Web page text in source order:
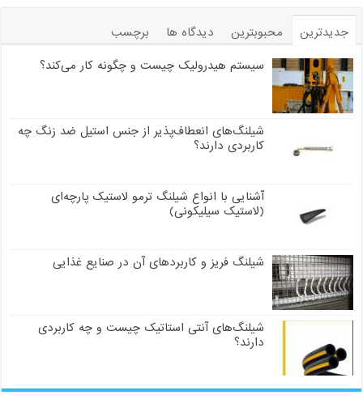
جدیدترین محبوبترین دیدگاه ها
برچسب
سیستم هیدرولیک چیست و چگونه کار می‌کند؟
شیلنگ‌های انعطاف‌پذیر از جنس استیل ضد زنگ چه
کاربردی دارند؟
آشنایی با انواع شیلنگ ترمو لاستیک پارچه‌ای
(لاستیک سیلیکونی)
شیلنگ فریز و کاربردهای آن در صنایع غذایی
شیلنگ‌های آنتی استاتیک چیست و چه کاربردی
دارند؟